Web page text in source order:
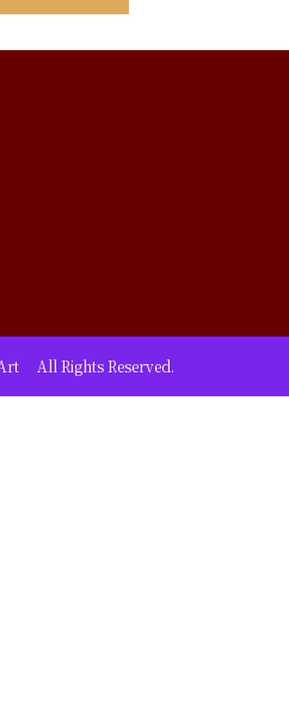
All Rights Reserved.